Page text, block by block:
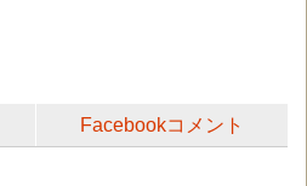
Facebookコメント